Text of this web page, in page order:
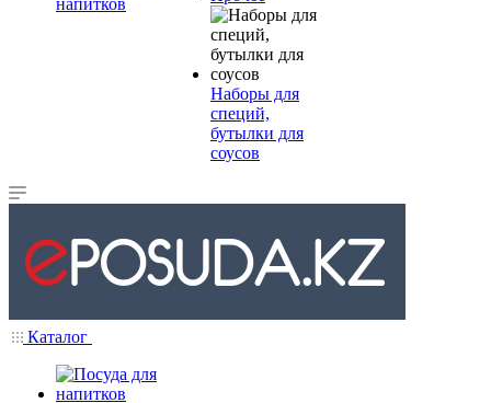
напитков
Наборы для
специй,
бутылки для
соусов
Каталог